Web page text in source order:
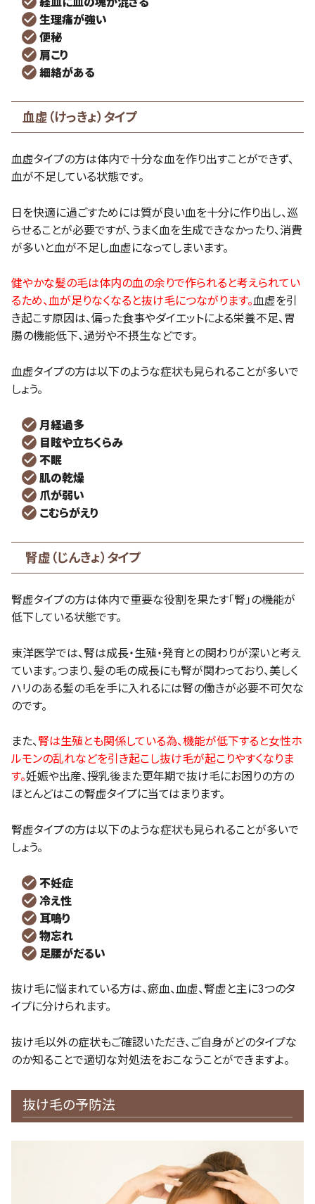
生理痛が強い
便秘
肩こり
細絡がある
血虚（けっきょ）タイプ
血虚タイプの方は体内で十分な血を作り出すことができず、
血が不足している状態です。
日を快適に過ごすためには質が良い血を十分に作り出し、巡
らせることが必要ですが、うまく血を生成できなかったり、消費
が多いと血が不足し血虚になってしまいます。
健やかな髪の毛は体内の血の余りで作られると考えられてい
るため、血が足りなくなると抜け毛につながります。血虚を引
き起こす原因は、偏った食事やダイエットによる栄養不足、胃
腸の機能低下、過労や不摂生などです。
血虚タイプの方は以下のような症状も見られることが多いで
しょう。
月経過多
目眩や立ちくらみ
不眠
肌の乾燥
爪が弱い
こむらがえり
腎虚（じんきょ）タイプ
腎虚タイプの方は体内で重要な役割を果たす「腎」の機能が
低下している状態です。
東洋医学では、腎は成長・生殖・発育との関わりが深いと考え
ています。つまり、髪の毛の成長にも腎が関わっており、美しく
ハリのある髪の毛を手に入れるには腎の働きが必要不可欠な
のです。
また、腎は生殖とも関係している為、機能が低下すると女性ホ
ルモンの乱れなどを引き起こし抜け毛が起こりやすくなりま
す。妊娠や出産、授乳後また更年期で抜け毛にお困りの方の
ほとんどはこの腎虚タイプに当てはまります。
腎虚タイプの方は以下のような症状も見られることが多いで
しょう。
不妊症
冷え性
耳鳴り
物忘れ
足腰がだるい
抜け毛に悩まれている方は、瘀血、血虚、腎虚と主に3つのタ
イプに分けられます。
抜け毛以外の症状もご確認いただき、ご自身がどのタイプな
のか知ることで適切な対処法をおこなうことができますよ。
抜け毛の予防法